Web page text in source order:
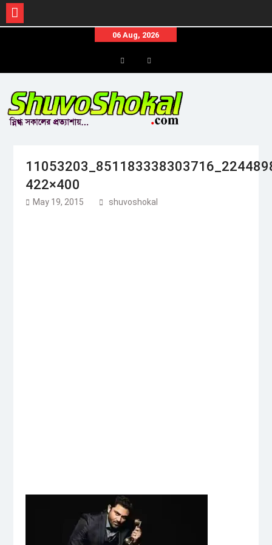
06 Aug, 2026
Item
Item
422×400
May 19, 2015 shuvoshokal